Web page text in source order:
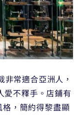
常適合亞洲人，
愛不釋手。店鋪有
，簡約得黎盡顯